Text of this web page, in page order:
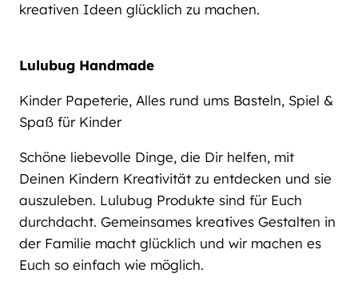
kreativen Ideen glücklich zu machen.
Lulubug Handmade
Kinder Papeterie, Alles rund ums Basteln, Spiel &
Spaß für Kinder
Schöne liebevolle Dinge, die Dir helfen, mit
Deinen Kindern Kreativität zu entdecken und sie
auszuleben. Lulubug Produkte sind für Euch
durchdacht. Gemeinsames kreatives Gestalten in
der Familie macht glücklich und wir machen es
Euch so einfach wie möglich.